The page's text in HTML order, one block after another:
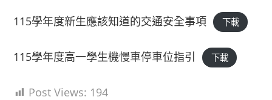
115學年度新生應該知道的交通安全事項 下載
115學年度高一學生機慢車停車位指引 下載
Post Views: 194